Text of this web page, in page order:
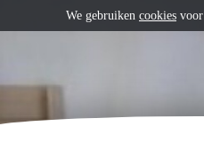
We gebruiken cookies voor